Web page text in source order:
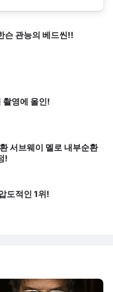
슨 관능의 베드씬!!
촬영에 올인!
서브웨이 멜로 내부순환
!
도적인 1위!